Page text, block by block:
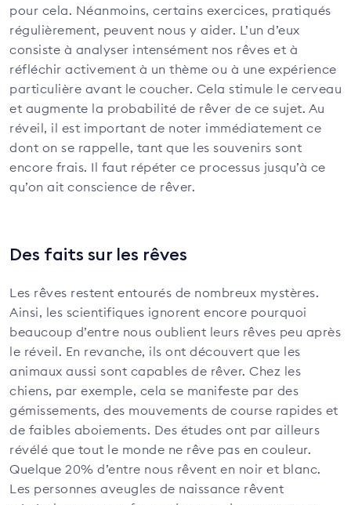
pour cela. Néanmoins, certains exercices, pratiqués
régulièrement, peuvent nous y aider. L’un d’eux
consiste à analyser intensément nos rêves et à
réfléchir activement à un thème ou à une expérience
particulière avant le coucher. Cela stimule le cerveau
et augmente la probabilité de rêver de ce sujet. Au
réveil, il est important de noter immédiatement ce
dont on se rappelle, tant que les souvenirs sont
encore frais. Il faut répéter ce processus jusqu’à ce
qu’on ait conscience de rêver.
Des faits sur les rêves
Les rêves restent entourés de nombreux mystères.
Ainsi, les scientifiques ignorent encore pourquoi
beaucoup d’entre nous oublient leurs rêves peu après
le réveil. En revanche, ils ont découvert que les
animaux aussi sont capables de rêver. Chez les
chiens, par exemple, cela se manifeste par des
gémissements, des mouvements de course rapides et
de faibles aboiements. Des études ont par ailleurs
révélé que tout le monde ne rêve pas en couleur.
Quelque 20% d’entre nous rêvent en noir et blanc.
Les personnes aveugles de naissance rêvent